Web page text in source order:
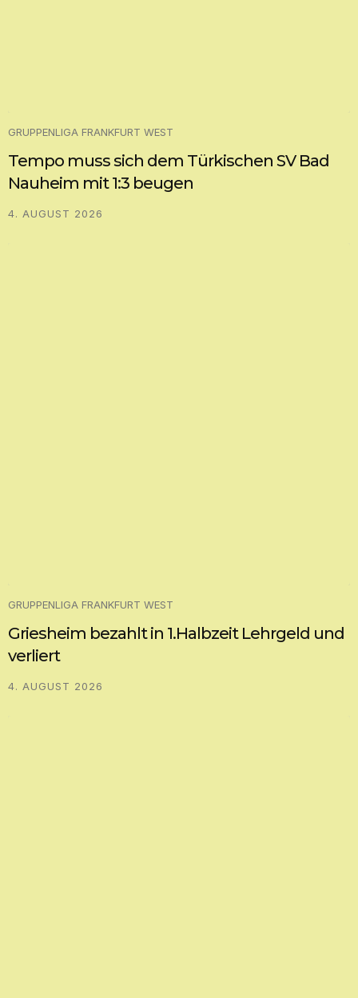
GRUPPENLIGA FRANKFURT WEST
Tempo muss sich dem Türkischen SV Bad
Nauheim mit 1:3 beugen
4. AUGUST 2026
GRUPPENLIGA FRANKFURT WEST
Griesheim bezahlt in 1.Halbzeit Lehrgeld und
verliert
4. AUGUST 2026